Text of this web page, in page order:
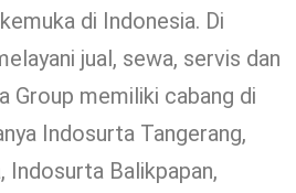
di Indonesia. Di
jual, sewa, servis dan
Group memiliki cabang di
Indosurta Tangerang,
Indosurta Balikpapan,